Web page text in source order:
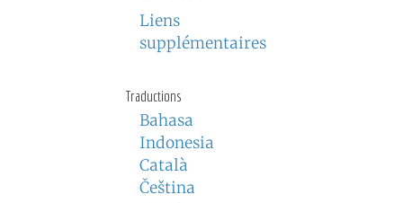
Liens
supplémentaires
Traductions
Bahasa
Indonesia
Català
Čeština